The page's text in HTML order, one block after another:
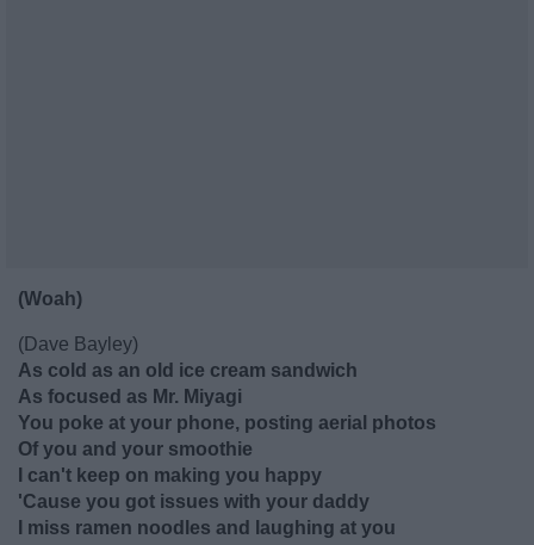
(Woah)
(Dave Bayley)
As cold as an old ice cream sandwich
As focused as Mr. Miyagi
You poke at your phone, posting aerial photos
Of you and your smoothie
I can't keep on making you happy
'Cause you got issues with your daddy
I miss ramen noodles and laughing at you